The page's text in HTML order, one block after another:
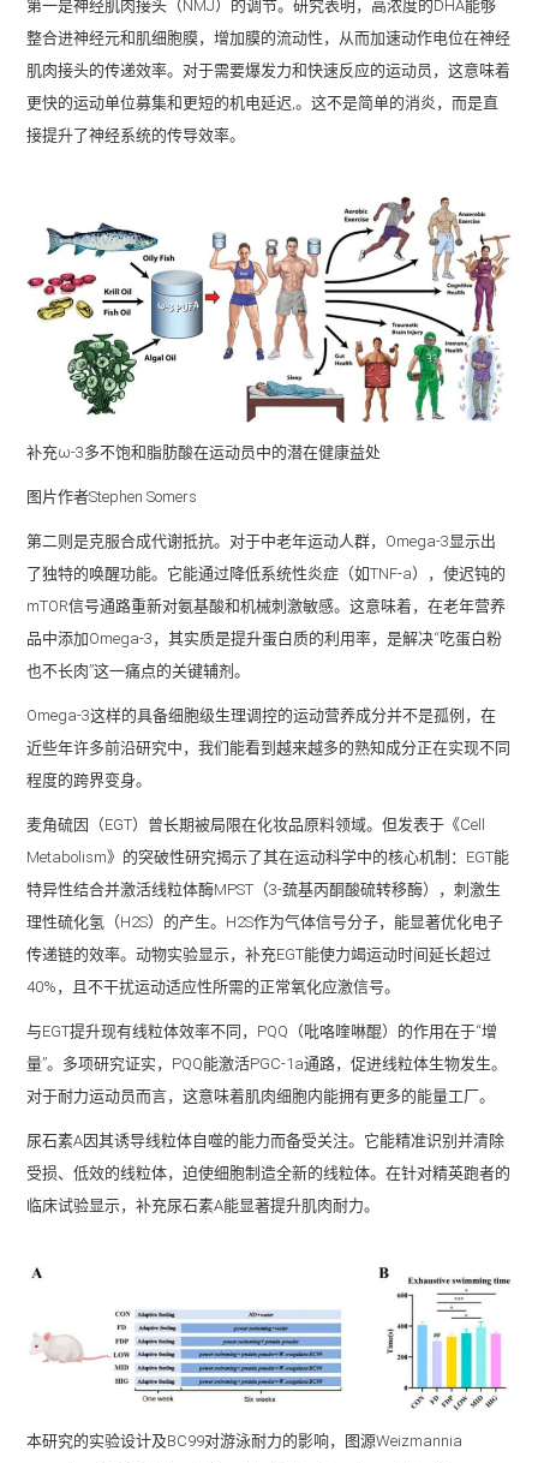
第一是神经肌肉接头（NMJ）的调节。研究表明，高浓度的DHA能够
整合进神经元和肌细胞膜，增加膜的流动性，从而加速动作电位在神经
肌肉接头的传递效率。对于需要爆发力和快速反应的运动员，这意味着
更快的运动单位募集和更短的机电延迟,。这不是简单的消炎，而是直
接提升了神经系统的传导效率。
补充ω-3多不饱和脂肪酸在运动员中的潜在健康益处
图片作者Stephen Somers
第二则是克服合成代谢抵抗。对于中老年运动人群，Omega-3显示出
了独特的唤醒功能。它能通过降低系统性炎症（如TNF-a），使迟钝的
mTOR信号通路重新对氨基酸和机械刺激敏感。这意味着，在老年营养
品中添加Omega-3，其实质是提升蛋白质的利用率，是解决“吃蛋白粉
也不长肉”这一痛点的关键辅剂。
Omega-3这样的具备细胞级生理调控的运动营养成分并不是孤例，在
近些年许多前沿研究中，我们能看到越来越多的熟知成分正在实现不同
程度的跨界变身。
麦角硫因（EGT）曾长期被局限在化妆品原料领域。但发表于《Cell
Metabolism》的突破性研究揭示了其在运动科学中的核心机制：EGT能
特异性结合并激活线粒体酶MPST（3-巯基丙酮酸硫转移酶），刺激生
理性硫化氢（H2S）的产生。H2S作为气体信号分子，能显著优化电子
传递链的效率。动物实验显示，补充EGT能使力竭运动时间延长超过
40%，且不干扰运动适应性所需的正常氧化应激信号。
与EGT提升现有线粒体效率不同，PQQ（吡咯喹啉醌）的作用在于“增
量”。多项研究证实，PQQ能激活PGC-1a通路，促进线粒体生物发生。
对于耐力运动员而言，这意味着肌肉细胞内能拥有更多的能量工厂。
尿石素A因其诱导线粒体自噬的能力而备受关注。它能精准识别并清除
受损、低效的线粒体，迫使细胞制造全新的线粒体。在针对精英跑者的
临床试验显示，补充尿石素A能显著提升肌肉耐力。
本研究的实验设计及BC99对游泳耐力的影响，图源Weizmannia